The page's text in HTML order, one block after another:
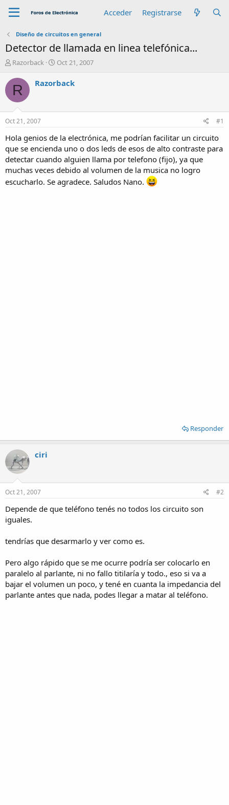
Acceder Registrarse
Diseño de circuitos en general
Detector de llamada en linea telefónica...
A
t
o
r
Razorback
F
c
n
i
c
i
o
Oct 21, 2007
R Razorback
Oct 21, 2007 #1
Hola genios de la electrónica, me podrían facilitar un circuito
que se encienda uno o dos leds de esos de alto contraste para
detectar cuando alguien llama por telefono (fijo), ya que
muchas veces debido al volumen de la musica no logro
escucharlo. Se agradece. Saludos Nano.
Responder
ciri
Oct 21, 2007 #2
Depende de que teléfono tenés no todos los circuito son
iguales.
tendrías que desarmarlo y ver como es.
Pero algo rápido que se me ocurre podría ser colocarlo en
paralelo al parlante, ni no fallo titilaría y todo., eso si va a
bajar el volumen un poco, y tené en cuanta la impedancia del
parlante antes que nada, podes llegar a matar al teléfono.